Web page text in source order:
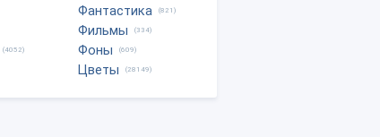
(4052)
Фантастика (821)
Фильмы (334)
Фоны (609)
Цветы (28149)